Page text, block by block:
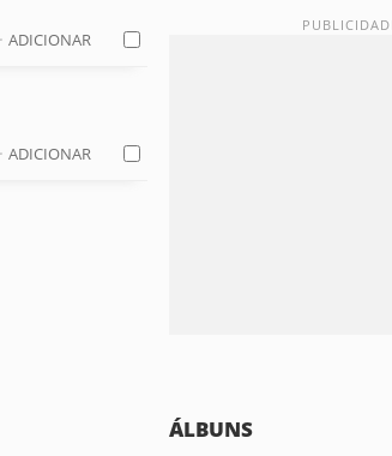
ADICIONAR
ADICIONAR
ÁLBUNS